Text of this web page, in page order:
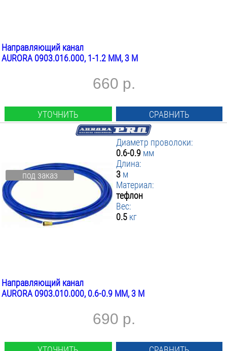
Направляющий канал
AURORA 0903.016.000, 1-1.2 ММ, 3 М
660 р.
УТОЧНИТЬ СРАВНИТЬ
под заказ
Диаметр проволоки:
0.6-0.9 мм
Длина:
3 м
Материал:
тефлон
Вес:
0.5 кг
Направляющий канал
AURORA 0903.010.000, 0.6-0.9 ММ, 3 М
690 р.